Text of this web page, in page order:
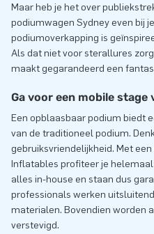
Maar heb je het over
podiumwagen Sydney even bij
podiumoverkapping is
Als dat niet voor sterallures
maakt gegarandeerd een
Ga voor een mobile stage
Een opblaasbaar podium biedt
van de traditioneel podium.
gebruiksvriendelijkheid. Met
Inflatables profiteer je
alles in-house en staan dus
professionals werken
materialen. Bovendien worden
verstevigd.